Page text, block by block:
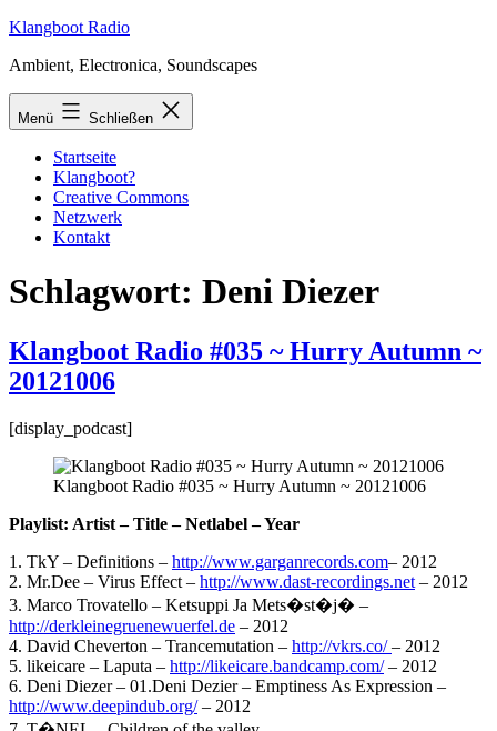
Zum
springen
Klangboot Radio
Ambient, Electronica, Soundscapes
Menü Schließen
Startseite
Klangboot?
Creative Commons
Netzwerk
Kontakt
Schlagwort: Deni Diezer
Klangboot Radio #035 ~ Hurry Autumn ~
20121006
[display_podcast]
Klangboot Radio #035 ~ Hurry Autumn ~ 20121006
Playlist: Artist – Title – Netlabel – Year
1. TkY – Definitions – http://www.garganrecords.com– 2012
2. Mr.Dee – Virus Effect – http://www.dast-recordings.net – 2012
3. Marco Trovatello – Ketsuppi Ja Mets�st�j� –
http://derkleinegruenewuerfel.de – 2012
4. David Cheverton – Trancemutation – http://vkrs.co/– 2012
5. likeicare – Laputa – http://likeicare.bandcamp.com/– 2012
6. Deni Diezer – 01.Deni Dezier – Emptiness As Expression –
http://www.deepindub.org/– 2012